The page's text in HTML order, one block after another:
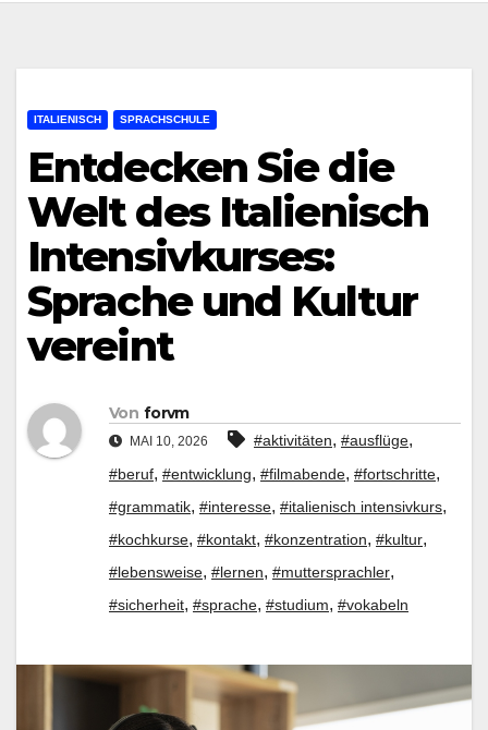
ITALIENISCH SPRACHSCHULE
Entdecken Sie die
Welt des Italienisch
Intensivkurses:
Sprache und Kultur
vereint
Von forvm
MAI 10, 2026 #aktivitäten, #ausflüge,
#beruf, #entwicklung, #filmabende, #fortschritte,
#grammatik, #interesse, #italienisch intensivkurs,
#kochkurse, #kontakt, #konzentration, #kultur,
#lebensweise, #lernen, #muttersprachler,
#sicherheit, #sprache, #studium, #vokabeln